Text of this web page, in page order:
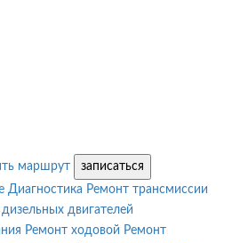
маршрут
записаться
Диагностика Ремонт трансмиссии
двигателей
Ремонт ходовой Ремонт